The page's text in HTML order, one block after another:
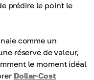
prédire le point le
comme un
réserve de valeur,
le moment idéal
Dollar-Cost